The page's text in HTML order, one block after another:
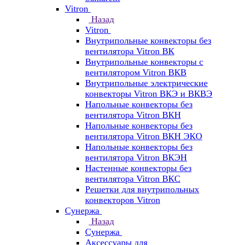
Vitron
Назад
Vitron
Внутрипольные конвекторы без
вентилятора Vitron ВК
Внутрипольные конвекторы с
вентилятором Vitron ВКВ
Внутрипольные электрические
конвекторы Vitron ВКЭ и ВКВЭ
Напольные конвекторы без
вентилятора Vitron ВКН
Напольные конвекторы без
вентилятора Vitron ВКН ЭКО
Напольные конвекторы без
вентилятора Vitron ВКЭН
Настенные конвекторы без
вентилятора Vitron ВКС
Решетки для внутрипольных
конвекторов Vitron
Сунержа
Назад
Сунержа
Аксессуары для